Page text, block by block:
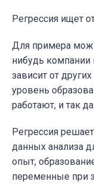
Регрессия ищет
Для примера
нибудь компании
зависит от других
уровень
работают, и так
Регрессия
данных анализа
опыт,
переменные при